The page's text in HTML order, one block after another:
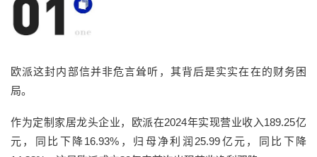
欧派这封内部信并非危言耸听，其背后是实实在在的财务困
局。
作为定制家居龙头企业，欧派在2024年实现营业收入189.25亿
元，同比下降16.93%，归母净利润25.99亿元，同比下降